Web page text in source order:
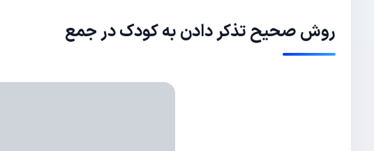
روش صحیح تذکر دادن به کودک در جمع